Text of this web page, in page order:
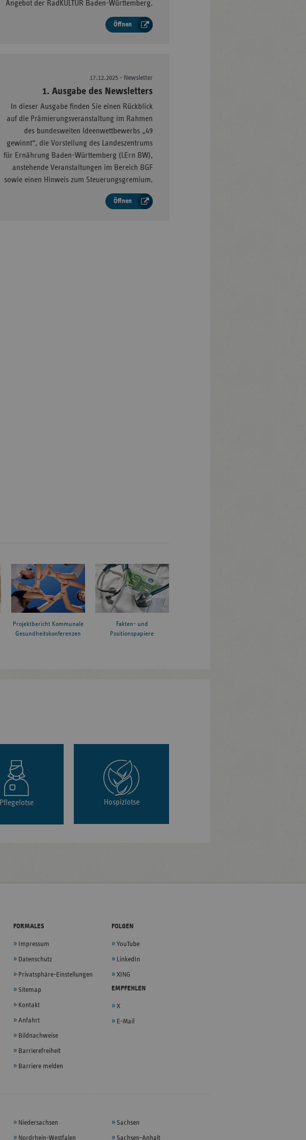
Angebot der RadKULTUR Baden-Württemberg.
Öffnen
17.12.2025 - Newsletter
1. Ausgabe des Newsletters
In dieser Ausgabe finden Sie einen Rückblick
auf die Prämierungsveranstaltung im Rahmen
des bundesweiten Ideenwettbewerbs „49
gewinnt“, die Vorstellung des Landeszentrums
für Ernährung Baden-Württemberg (LErn BW),
anstehende Veranstaltungen im Bereich BGF
sowie einen Hinweis zum Steuerungsgremium.
Öffnen
Projektbericht Kommunale
Gesundheitskonferenzen
Fakten- und
Positionspapiere
Pflegelotse Hospizlotse
FORMALES
Impressum
Datenschutz
Privatsphäre-Einstellungen
Sitemap
Kontakt
Anfahrt
Bildnachweise
Barrierefreiheit
Barriere melden
FOLGEN
YouTube
LinkedIn
XING
EMPFEHLEN
X
E-Mail
Niedersachsen
Nordrhein-Westfalen
Sachsen
Sachsen-Anhalt